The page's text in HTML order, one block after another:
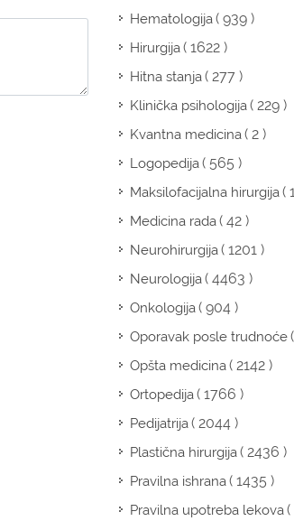
Hematologija( 939 )
Hirurgija( 1622 )
Hitna stanja( 277 )
Klinička psihologija( 229 )
Kvantna medicina( 2 )
Logopedija( 565 )
Maksilofacijalna hirurgija(
Medicina rada( 42 )
Neurohirurgija( 1201 )
Neurologija( 4463 )
Onkologija( 904 )
Oporavak posle trudnoće
Opšta medicina( 2142 )
Ortopedija( 1766 )
Pedijatrija( 2044 )
Plastična hirurgija( 2436 )
Pravilna ishrana( 1435 )
Pravilna upotreba lekova(